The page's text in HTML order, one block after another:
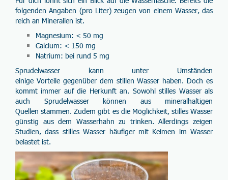
folgenden Angaben (pro Liter) zeugen von einem Wasser, das
reich an Mineralien ist.
Magnesium: < 50 mg
Calcium: < 150 mg
Natrium: bei rund 5 mg
Sprudelwasser kann unter Umständen
einige Vorteilegegenüber dem stillen Wasser haben. Doch es
kommt immer auf die Herkunft an. Sowohl stilles Wasser als
auch Sprudelwasser können aus mineralhaltigen
Quellen stammen. Zudem gibt es die Möglichkeit, stilles Wasser
günstig aus dem Wasserhahn zu trinken. Allerdings zeigen
Studien, dass stilles Wasser häufiger mit Keimen im Wasser
belastet ist.